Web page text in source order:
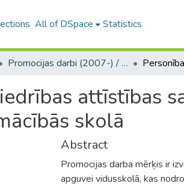
All of DSpace Statistics
Promocijas darbi (2007-) / Theses PhD
attīstības
skolā
Abstract
Promocijas darba mērķis ir
apguvei vidusskolā, kas